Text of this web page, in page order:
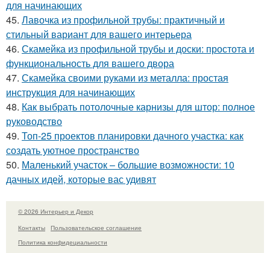
для начинающих
45. Лавочка из профильной трубы: практичный и
стильный вариант для вашего интерьера
46. Скамейка из профильной трубы и доски: простота и
функциональность для вашего двора
47. Скамейка своими руками из металла: простая
инструкция для начинающих
48. Как выбрать потолочные карнизы для штор: полное
руководство
49. Топ-25 проектов планировки дачного участка: как
создать уютное пространство
50. Маленький участок – большие возможности: 10
дачных идей, которые вас удивят
© 2026 Интерьер и Декор
Контакты
Пользовательское соглашение
Политика конфидециальности